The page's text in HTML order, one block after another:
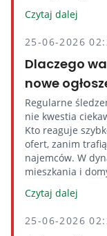
Czytaj dalej
25-06-2026
Dlaczego
nowe
Regularne
nie kwestia
Kto reaguje
ofert, zanim
najemców. W
mieszkania i
Czytaj dalej
25-06-2026